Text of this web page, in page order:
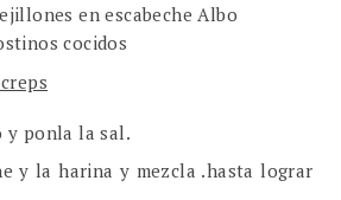
en escabeche Albo
cocidos
y ponla la sal.
y la harina y mezcla .hasta lograr